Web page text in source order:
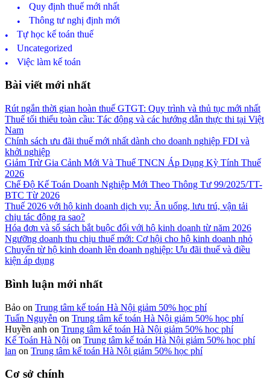
Quy định thuế mới nhất
Thông tư nghị định mới
Tự học kế toán thuế
Uncategorized
Việc làm kế toán
Footer
Bài viết mới nhất
Rút ngắn thời gian hoàn thuế GTGT: Quy trình và thủ tục mới nhất
Thuế tối thiểu toàn cầu: Tác động và các hướng dẫn thực thi tại Việt
Nam
Chính sách ưu đãi thuế mới nhất dành cho doanh nghiệp FDI và
khởi nghiệp
Giảm Trừ Gia Cảnh Mới Và Thuế TNCN Áp Dụng Kỳ Tính Thuế
2026
Chế Độ Kế Toán Doanh Nghiệp Mới Theo Thông Tư 99/2025/TT-
BTC Từ 2026
Thuế 2026 với hộ kinh doanh dịch vụ: Ăn uống, lưu trú, vận tải
chịu tác động ra sao?
Hóa đơn và sổ sách bắt buộc đối với hộ kinh doanh từ năm 2026
Ngưỡng doanh thu chịu thuế mới: Cơ hội cho hộ kinh doanh nhỏ
Chuyển từ hộ kinh doanh lên doanh nghiệp: Ưu đãi thuế và điều
kiện áp dụng
Bình luận mới nhất
Bảo on Trung tâm kế toán Hà Nội giảm 50% học phí
Tuấn Nguyễn on Trung tâm kế toán Hà Nội giảm 50% học phí
Huyền anh on Trung tâm kế toán Hà Nội giảm 50% học phí
Kế Toán Hà Nội on Trung tâm kế toán Hà Nội giảm 50% học phí
lan on Trung tâm kế toán Hà Nội giảm 50% học phí
Cơ sở chính